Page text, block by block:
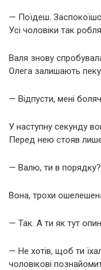
— Поїдеш.
Усі чоловіки так
Валя знову
Олега залишають
— Відпусти, мені
У наступну секунду
Перед нею стояв
— Валю, ти в порядку?
Вона, трохи
— Так. А ти як тут
— Не хотів, щоб ти
чоловікові